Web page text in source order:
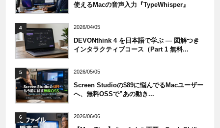
使えるMacの音声入力『TypeWhisper』
4 2026/04/05
DEVONthink 4 を日本語で学ぶ — 図解つき
インタラクティブコース（Part 1 無料...
5 2026/05/05
Screen Studioの$89に悩んでるMacユーザー
へ、無料OSSで”あの動き...
6 2026/06/06